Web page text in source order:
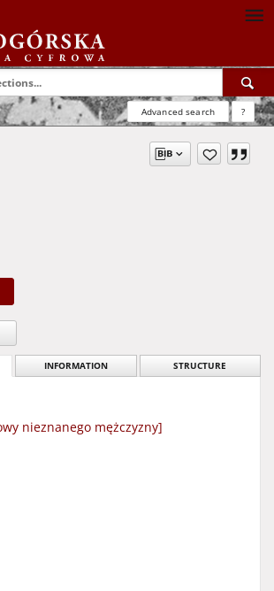
Advanced search ?
INFORMATION STRUCTURE
nieznanego mężczyzny]